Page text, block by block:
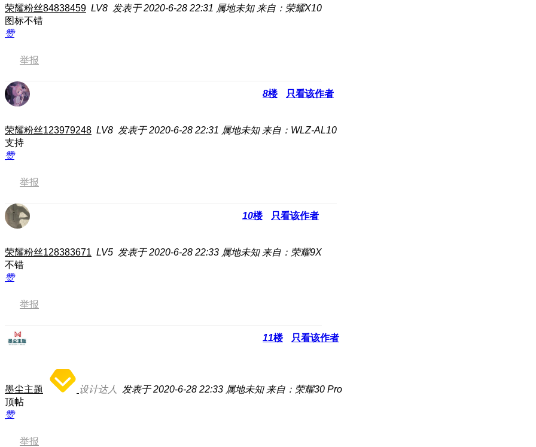
荣耀粉丝84838459 LV8 发表于 2020-6-28 22:31 属地未知 来自：荣耀X10
图标不错
赞
举报
8楼 只看该作者
荣耀粉丝123979248 LV8 发表于 2020-6-28 22:31 属地未知 来自：WLZ-AL10
支持
赞
举报
10楼 只看该作者
荣耀粉丝128383671 LV5 发表于 2020-6-28 22:33 属地未知 来自：荣耀9X
不错
赞
举报
11楼 只看该作者
墨尘主题 设计达人 发表于 2020-6-28 22:33 属地未知 来自：荣耀30 Pro
顶帖
赞
举报